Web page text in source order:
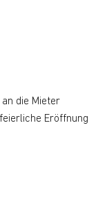
an die Mieter
Eröffnung